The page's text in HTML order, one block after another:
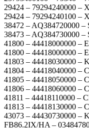
29424 – 79294240000 –
29424 – 79294240100 –
38472 – AQ384720000 –
38473 – AQ384730000 –
41800 – 44418000000 –
41800 – 44418000000 –
41803 – 44418030000 –
41804 – 44418040000 –
41805 – 44418050000 –
41806 – 44418060000 –
41811 – 44418110000 –
41813 – 44418130000 –
43073 – 44430730000 –
FB86.2IX/HA –